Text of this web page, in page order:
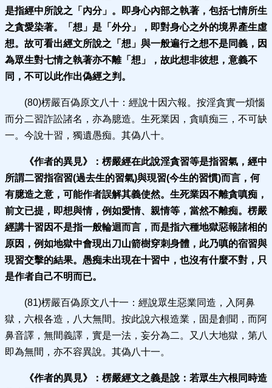
是指經中所說之「內分」。即身心內部之執著，包括七情所生
之貪愛染著。「想」是「外分」，即對身心之外的境界產生虛
想。故可看出經文所說之「想」與一般遍行之想不是同義，因
為眾生對七情之執著亦不離「想」，故此想非彼想，意義不
同，不可以此作出偽經之判。
(80)楞嚴百偽原文八十：經說十因六報。按淫貪實一煩惱
而分二習詐訟諸名，亦為臆造。生死業因，貪瞋痴三，不可缺
一。今說十習，獨遺愚痴。其偽八十。
《作者的異見》： 楞嚴經在此說淫貪習等是指習氣，經中
所謂二習指宿習(過去生的習氣)與現習(今生的習慣)而言，何
有臆造之意，可能作者誤解其義使然。生死業因不離貪嗔痴，
前文已提，即想與情，例如愛情、親情等，當然不離痴。楞嚴
經講十習因不是指一般輪迴而言，而是指六種地獄惡報諸相的
原因，例如地獄中會現出刀山箭樹穿刺身體，此乃嗔的宿習與
現習交擊的結果。愚痴未出現在十習中，也沒有什麼不對，只
是作者自己不明而已。
(81)楞嚴百偽原文八十一：經說眾生惡業同造，入阿鼻
獄，六根各造，八大無間。按此說六根造業，固是創聞，而阿
鼻音譯，無間義譯，實是一法，妄分為二。又八大地獄，第八
即為無間，亦不容異說。其偽八十一。
《作者的異見》： 楞嚴經文之義是說：若眾生六根同時造